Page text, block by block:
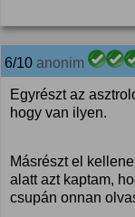
6/10 anonim
Egyrészt az
hogy van ilyen.
Másrészt el
alatt azt kaptam,
csupán onnan